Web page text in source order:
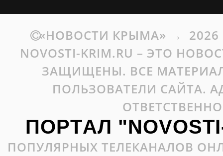
«НОВОСТИ КРЫМА» → 2026
NOVOSTI-KRIM.RU – ЭТО
ЗАЩИЩЕНЫ. ВСЕ
ПОЛЬЗОВАТЕЛИ САЙТА.
ПОРТАЛ
ПОПУЛЯРНЫХ ТЕЛЕКАНАЛОВ